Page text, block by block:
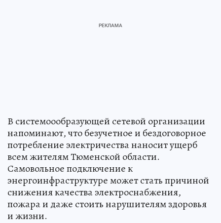
В системоообразующей сетевой организации
напоминают, что безучетное и бездоговорное
потребление электричества наносит ущерб
всем жителям Тюменской области.
Самовольное подключение к
энергоинфраструктуре может стать причиной
снижения качества электроснабжения,
пожара и даже стоить нарушителям здоровья
и жизни.